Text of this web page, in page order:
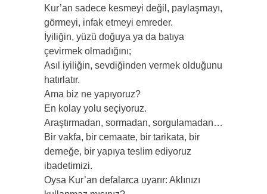
Kur’an sadece kesmeyi değil, paylaşmayı,
görmeyi, infak etmeyi emreder.
İyiliğin, yüzü doğuya ya da batıya
çevirmek olmadığını;
Asıl iyiliğin, sevdiğinden vermek olduğunu
hatırlatır.
Ama biz ne yapıyoruz?
En kolay yolu seçiyoruz.
Araştırmadan, sormadan, sorgulamadan…
Bir vakfa, bir cemaate, bir tarikata, bir
derneğe, bir yapıya teslim ediyoruz
ibadetimizi.
Oysa Kur’an defalarca uyarır: Aklınızı